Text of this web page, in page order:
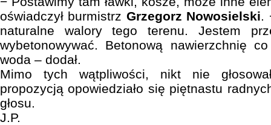
oświadczył burmistrz Grzegorz Nowosielski.
naturalne walory tego terenu. Jestem
wybetonowywać. Betonową nawierzchnię
woda – dodał.
Mimo tych wątpliwości, nikt nie
propozycją opowiedziało się piętnastu
głosu.
J.P.